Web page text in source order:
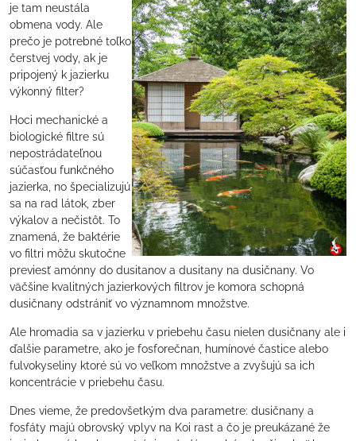
je tam neustála
obmena vody. Ale
prečo je potrebné toľko
čerstvej vody, ak je
pripojený k jazierku
výkonný filter?
Hoci mechanické a
biologické filtre sú
nepostrádateľnou
súčasťou funkčného
jazierka, no špecializujú
sa na rad látok, zber
výkalov a nečistôt. To
znamená, že baktérie
vo filtri môžu skutočne
previesť amónny do dusitanov a dusitany na dusičnany. Vo
väčšine kvalitných jazierkových filtrov je komora schopná
dusičnany odstrániť vo významnom množstve.
Ale hromadia sa v jazierku v priebehu času nielen dusičnany ale i
ďalšie parametre, ako je fosforečnan, humínové častice alebo
fulvokyseliny ktoré sú vo veľkom množstve a zvyšujú sa ich
koncentrácie v priebehu času.
Dnes vieme, že predovšetkým dva parametre: dusičnany a
fosfáty majú obrovský vplyv na Koi rast a čo je preukázané že